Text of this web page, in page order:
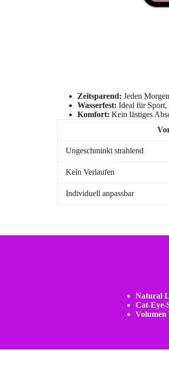
Zeitsparend: Jeden
Wasserfest: Ideal für Sport,
Komfort: Kein lästiges
Ungeschminkt strahlend
Kein Verlaufen
Individuell anpassbar
Natural
Cat-Eye-
Volumen